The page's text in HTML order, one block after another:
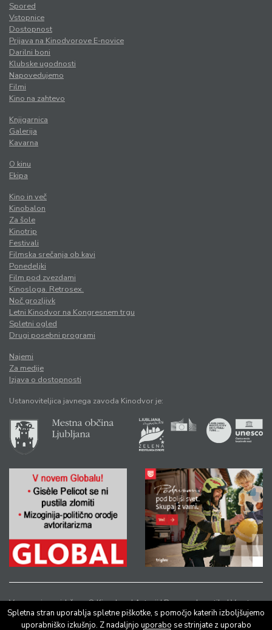
Spored
Vstopnice
Dostopnost
Prijava na Kinodvorove E-novice
Darilni boni
Klubske ugodnosti
Napovedujemo
Filmi
Kino na zahtevo
Knjigarnica
Galerija
Kavarna
O kinu
Ekipa
Kino in več
Kinobalon
Za šole
Kinotrip
Festivali
Filmska srečanja ob kavi
Ponedeljki
Film pod zvezdami
Kinosloga. Retrosex.
Noč grozljivk
Letni Kinodvor na Kongresnem trgu
Spletni ogled
Drugi posebni programi
Najemi
Za medije
Izjava o dostopnosti
Ustanoviteljica javnega zavoda Kinodvor je:
Vse pravice pridržane © Kinodvor |Avtorji|Pravno obvestilo|Varstvo
osebnih podatkov
Spletna stran uporablja spletne piškotke, s pomočjo katerih izboljšujemo
uporabniško izkušnjo. Z nadaljnjo uporabo se strinjate z uporabo